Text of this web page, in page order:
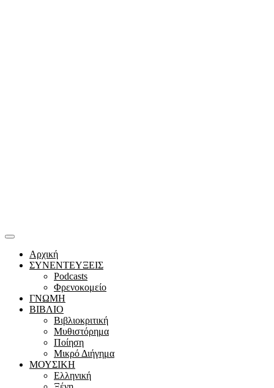
Αρχική
ΣΥΝΕΝΤΕΥΞΕΙΣ
Podcasts
Φρενοκομείο
ΓΝΩΜΗ
ΒΙΒΛΙΟ
Βιβλιοκριτική
Μυθιστόρημα
Ποίηση
Μικρό Διήγημα
ΜΟΥΣΙΚΗ
Ελληνική